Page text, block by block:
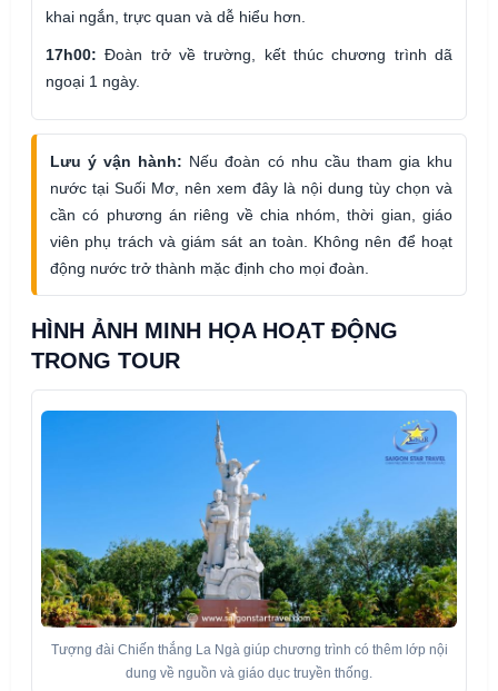
khai ngắn, trực quan và dễ hiểu hơn.
17h00: Đoàn trở về trường, kết thúc chương trình dã
ngoại 1 ngày.
Lưu ý vận hành: Nếu đoàn có nhu cầu tham gia khu
nước tại Suối Mơ, nên xem đây là nội dung tùy chọn và
cần có phương án riêng về chia nhóm, thời gian, giáo
viên phụ trách và giám sát an toàn. Không nên để hoạt
động nước trở thành mặc định cho mọi đoàn.
HÌNH ẢNH MINH HỌA HOẠT ĐỘNG
TRONG TOUR
Tượng đài Chiến thắng La Ngà giúp chương trình có thêm lớp nội
dung về nguồn và giáo dục truyền thống.